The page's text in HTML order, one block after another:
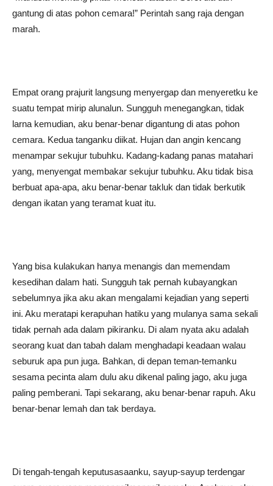
gantung di atas pohon cemara!” Perintah sang raja dengan
marah.
Empat orang prajurit langsung menyergap dan menyeretku ke
suatu tempat mirip alunalun. Sungguh menegangkan, tidak
larna kemudian, aku benar-benar digantung di atas pohon
cemara. Kedua tanganku diikat. Hujan dan angin kencang
menampar sekujur tubuhku. Kadang-kadang panas matahari
yang, menyengat membakar sekujur tubuhku. Aku tidak bisa
berbuat apa-apa, aku benar-benar takluk dan tidak berkutik
dengan ikatan yang teramat kuat itu.
Yang bisa kulakukan hanya menangis dan memendam
kesedihan dalam hati. Sungguh tak pernah kubayangkan
sebelumnya jika aku akan mengalami kejadian yang seperti
ini. Aku meratapi kerapuhan hatiku yang mulanya sama sekali
tidak pernah ada dalam pikiranku. Di alam nyata aku adalah
seorang kuat dan tabah dalam menghadapi keadaan walau
seburuk apa pun juga. Bahkan, di depan teman-temanku
sesama pecinta alam dulu aku dikenal paling jago, aku juga
paling pemberani. Tapi sekarang, aku benar-benar rapuh. Aku
benar-benar lemah dan tak berdaya.
Di tengah-tengah keputusasaanku, sayup-sayup terdengar